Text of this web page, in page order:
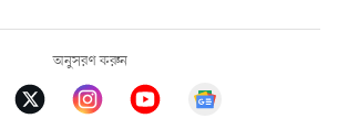
অনুসরণ করুন